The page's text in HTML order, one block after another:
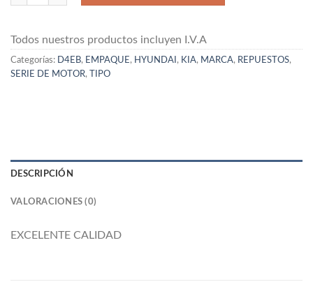
Todos nuestros productos incluyen I.V.A
Categorías: D4EB, EMPAQUE , HYUNDAI , KIA, MARCA, REPUESTOS,
SERIE DE MOTOR, TIPO
DESCRIPCIÓN
VALORACIONES (0)
EXCELENTE CALIDAD